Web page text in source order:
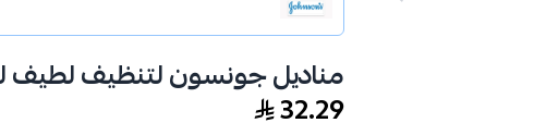
مناديل جونسون لتنظيف لطيف
32.29